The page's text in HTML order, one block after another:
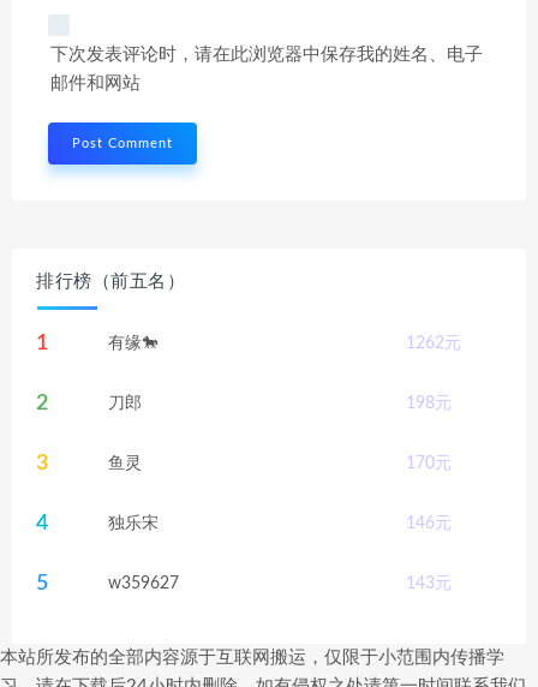
下次发表评论时，请在此浏览器中保存我的姓名、电子
邮件和网站
排行榜（前五名）
1 有缘🐎 1262元
2 刀郎 198元
3 鱼灵 170元
4 独乐宋 146元
5 w359627 143元
本站所发布的全部内容源于互联网搬运，仅限于小范围内传播学